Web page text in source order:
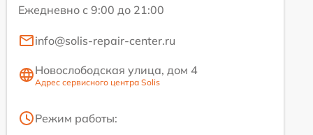
Ежедневно с 9:00 до 21:00
info@solis-repair-center.ru
Новослободская улица, дом 4
Адрес сервисного центра Solis
Режим работы: